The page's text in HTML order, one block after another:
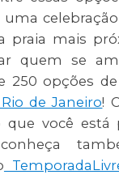
praia mais
quem se
250 opções
de Janeiro!
você está